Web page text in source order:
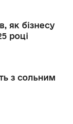
як бізнесу
році
з сольним